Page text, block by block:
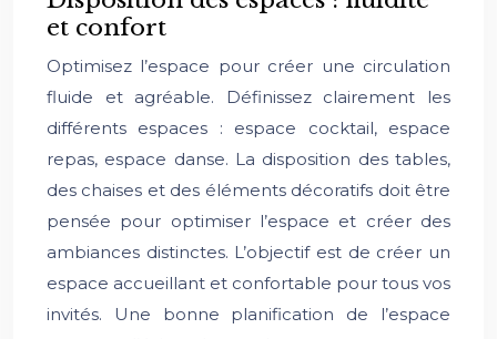
et confort
Optimisez l’espace pour créer une circulation
fluide et agréable. Définissez clairement les
différents espaces : espace cocktail, espace
repas, espace danse. La disposition des tables,
des chaises et des éléments décoratifs doit être
pensée pour optimiser l’espace et créer des
ambiances distinctes. L’objectif est de créer un
espace accueillant et confortable pour tous vos
invités. Une bonne planification de l’espace